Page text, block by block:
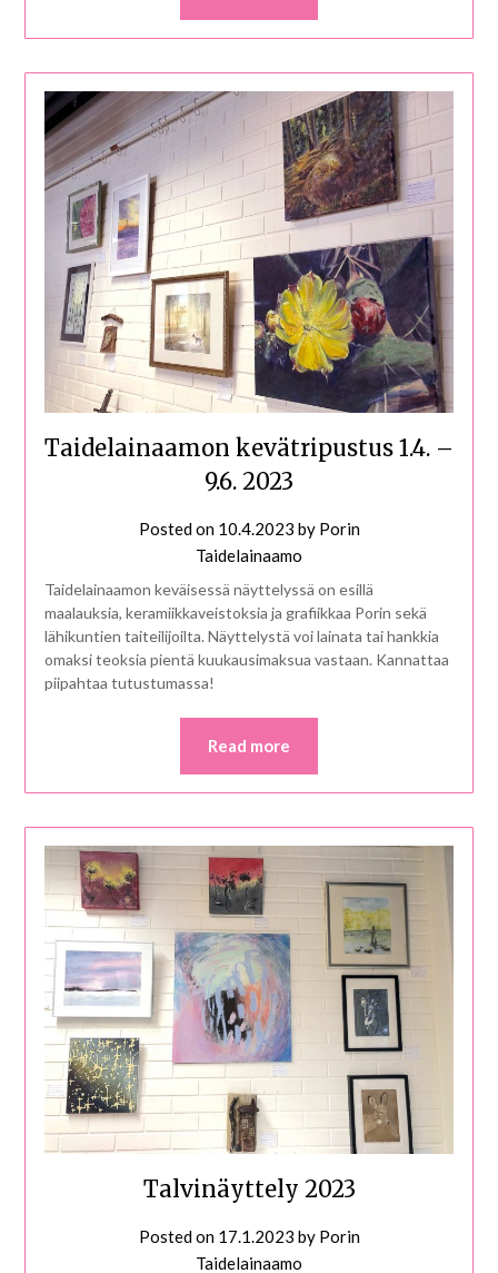
Taidelainaamon kevätripustus 1.4. –
9.6. 2023
Posted on 10.4.2023 by Porin
Taidelainaamo
Taidelainaamon keväisessä näyttelyssä on esillä
maalauksia, keramiikkaveistoksia ja grafiikkaa Porin sekä
lähikuntien taiteilijoilta. Näyttelystä voi lainata tai hankkia
omaksi teoksia pientä kuukausimaksua vastaan. Kannattaa
piipahtaa tutustumassa!
Read more
Talvinäyttely 2023
Posted on 17.1.2023 by Porin
Taidelainaamo